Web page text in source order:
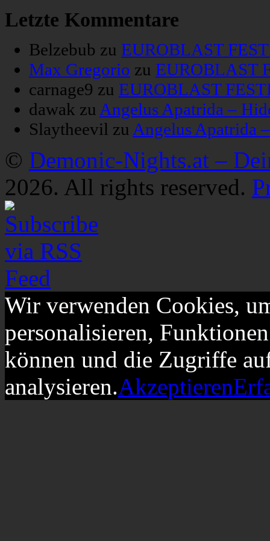
Letzte Kommentare
Belzebub zu EUROBLAST
Max Gregorio zu EUROBLAST
carnage9 zu EUROBLAST
dawak zuAngelus Apatrida –
Slaytheevil zuAngelus Apatrida
© Demonic-Nights.at –
2026. All rights reserved.
Wir verwenden Cookies,
personalisieren,
können und die Zugriffe
analysieren.Akzeptieren